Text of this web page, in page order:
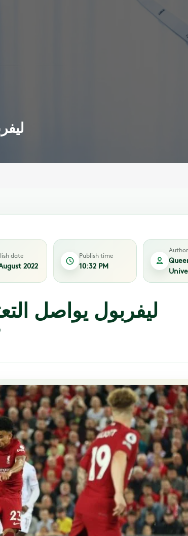
date
2022
Publish time
10:32 PM
Author
ليفربول يواصل